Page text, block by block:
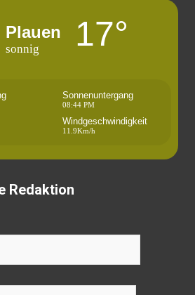
Plauen
sonnig 17°
Sonnenuntergang
08:44 PM
Windgeschwindigkeit
11.9Km/h
Redaktion